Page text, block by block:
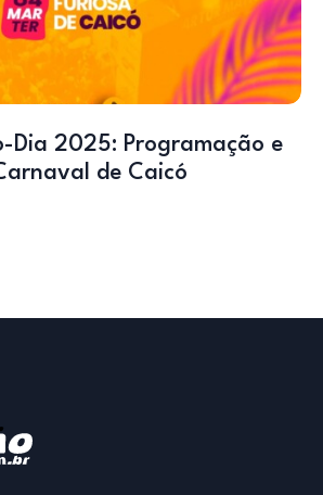
Dia 2025: Programação e
de Caicó